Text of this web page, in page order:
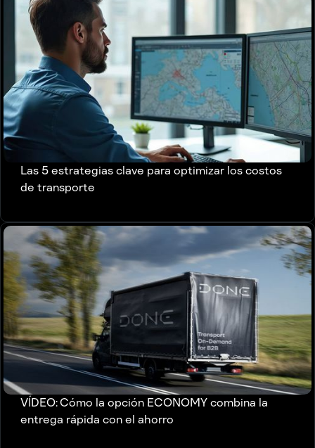
Las 5 estrategias clave para optimizar los costos
de transporte
VÍDEO: Cómo la opción ECONOMY combina la
entrega rápida con el ahorro